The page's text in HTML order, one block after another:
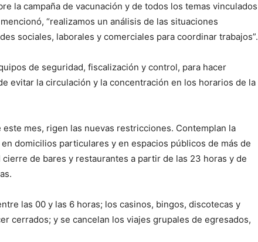
la campaña de vacunación y de todos los temas vinculados
“realizamos un análisis de las situaciones
sociales, laborales y comerciales para coordinar trabajos”.
de seguridad, fiscalización y control, para hacer
evitar la circulación y la concentración en los horarios de la
mes, rigen las nuevas restricciones. Contemplan la
domicilios particulares y en espacios públicos de más de
de bares y restaurantes a partir de las 23 horas y de
las 00 y las 6 horas; los casinos, bingos, discotecas y
cerrados; y se cancelan los viajes grupales de egresados,